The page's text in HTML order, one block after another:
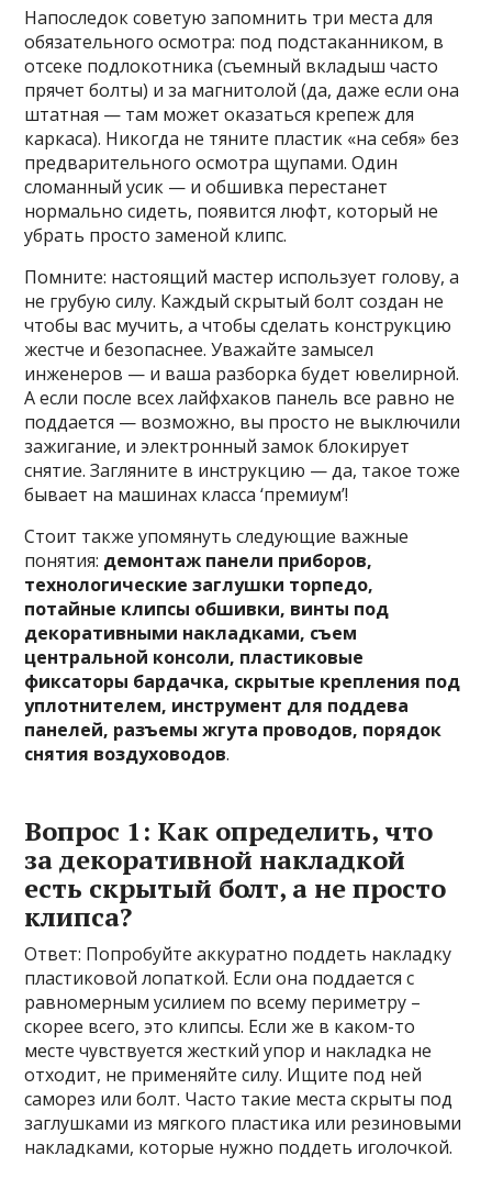
Напоследок советую запомнить три места для
обязательного осмотра: под подстаканником, в
отсеке подлокотника (съемный вкладыш часто
прячет болты) и за магнитолой (да, даже если она
штатная — там может оказаться крепеж для
каркаса). Никогда не тяните пластик «на себя» без
предварительного осмотра щупами. Один
сломанный усик — и обшивка перестанет
нормально сидеть, появится люфт, который не
убрать просто заменой клипс.
Помните: настоящий мастер использует голову, а
не грубую силу. Каждый скрытый болт создан не
чтобы вас мучить, а чтобы сделать конструкцию
жестче и безопаснее. Уважайте замысел
инженеров — и ваша разборка будет ювелирной.
А если после всех лайфхаков панель все равно не
поддается — возможно, вы просто не выключили
зажигание, и электронный замок блокирует
снятие. Загляните в инструкцию — да, такое тоже
бывает на машинах класса ‘премиум’!
Стоит также упомянуть следующие важные
понятия: демонтаж панели приборов,
технологические заглушки торпедо,
потайные клипсы обшивки, винты под
декоративными накладками, съем
центральной консоли, пластиковые
фиксаторы бардачка, скрытые крепления под
уплотнителем, инструмент для поддева
панелей, разъемы жгута проводов, порядок
снятия воздуховодов.
Вопрос 1: Как определить, что
за декоративной накладкой
есть скрытый болт, а не просто
клипса?
Ответ: Попробуйте аккуратно поддеть накладку
пластиковой лопаткой. Если она поддается с
равномерным усилием по всему периметру –
скорее всего, это клипсы. Если же в каком-то
месте чувствуется жесткий упор и накладка не
отходит, не применяйте силу. Ищите под ней
саморез или болт. Часто такие места скрыты под
заглушками из мягкого пластика или резиновыми
накладками, которые нужно поддеть иголочкой.